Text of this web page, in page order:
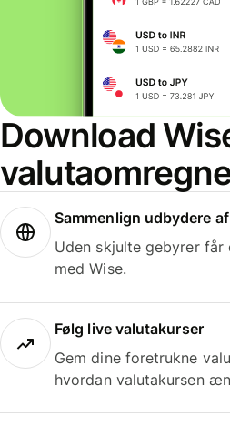
Download
Sammenlign udbydere
Uden skjulte gebyrer får
med Wise.
Følg live valutakurser
Gem dine foretrukne
hvordan valutakursen